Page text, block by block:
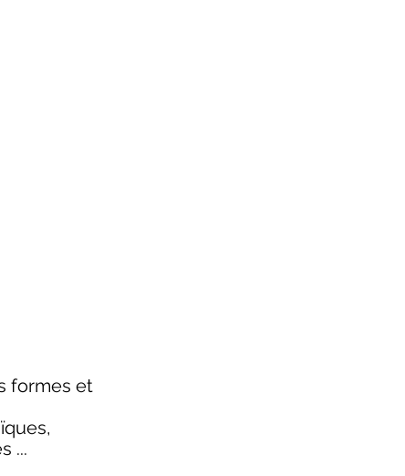
formes et
...